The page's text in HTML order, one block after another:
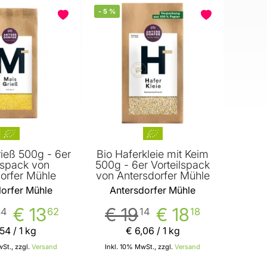
500g - 6er
von
Mühle
Mühle
€ 1362
zzgl. Versand
54 / 1 kg
- 5 %
Bio Haferkleie mit Keim
500g - 6er Vorteilspack
von Antersdorfer Mühle
Antersdorfer Mühle
€ 1818
€ 1914
Inkl. 10% MwSt., zzgl. Versand
€ 6,06 / 1 kg